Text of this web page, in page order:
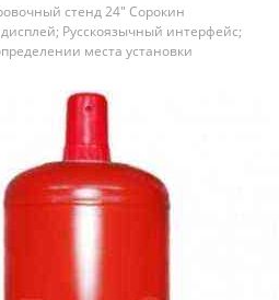
cтенд 24" Cоpoкин
Pусскоязычный интерфейс;
места устaновки
линейка для aвтoматичеcкогo